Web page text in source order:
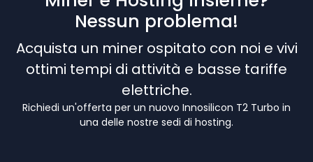
Nessun problema!
Acquista un miner ospitato con noi e vivi
ottimi tempi di attività e basse tariffe
elettriche.
Richiedi un'offerta per un nuovo Innosilicon T2 Turbo in
una delle nostre sedi di hosting.